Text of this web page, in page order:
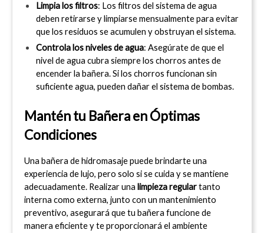
Limpia los filtros: Los filtros del sistema de agua
deben retirarse y limpiarse mensualmente para evitar
que los residuos se acumulen y obstruyan el sistema.
Controla los niveles de agua: Asegúrate de que el
nivel de agua cubra siempre los chorros antes de
encender la bañera. Si los chorros funcionan sin
suficiente agua, pueden dañar el sistema de bombas.
Mantén tu Bañera en Óptimas
Condiciones
Una bañera de hidromasaje puede brindarte una
experiencia de lujo, pero solo si se cuida y se mantiene
adecuadamente. Realizar una limpieza regular tanto
interna como externa, junto con un mantenimiento
preventivo, asegurará que tu bañera funcione de
manera eficiente y te proporcionará el ambiente